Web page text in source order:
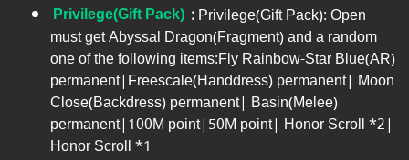
Privilege(Gift Pack) :Privilege(Gift Pack): Open
must get Abyssal Dragon(Fragment) and a random
one of the following items:Fly Rainbow-Star Blue(AR)
permanent|Freescale(Handdress) permanent| Moon
Close(Backdress) permanent| Basin(Melee)
permanent|100M point|50M point| Honor Scroll *2|
Honor Scroll *1